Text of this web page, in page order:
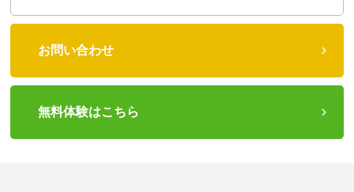
お問い合わせ
無料体験はこちら